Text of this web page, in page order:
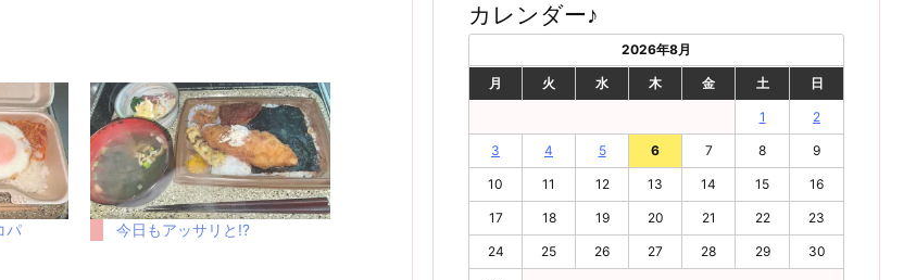
パ
今日もアッサリと!?
カレンダー♪
2026年8月
月 火 水 木 金 土 日
1 2
3 4 5 6 7 8 9
10 11 12 13 14 15 16
17 18 19 20 21 22 23
24 25 26 27 28 29 30